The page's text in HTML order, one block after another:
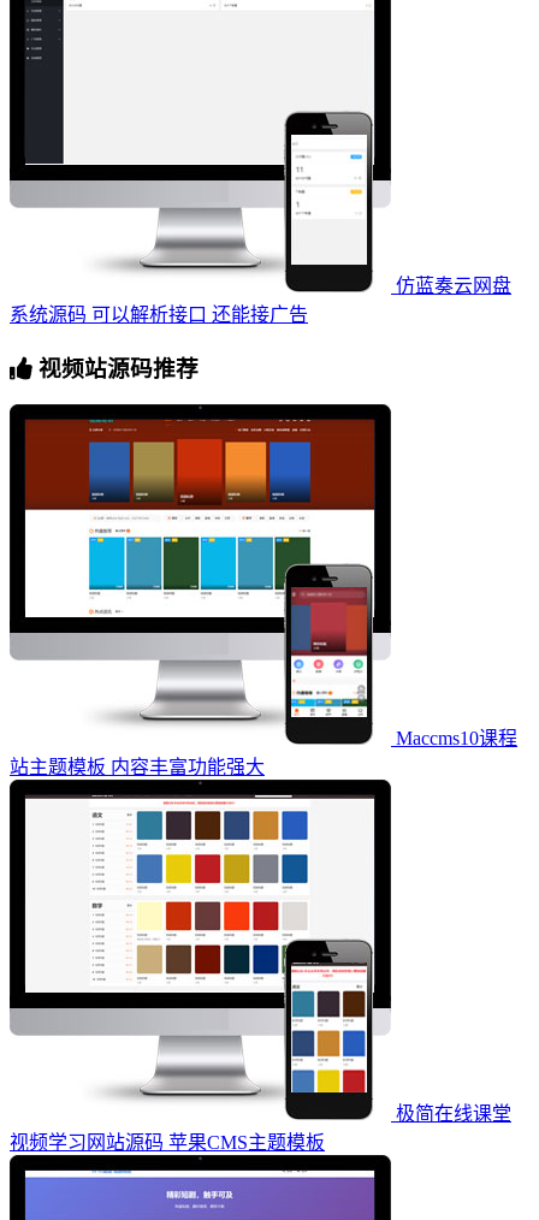
仿蓝奏云网盘
系统源码 可以解析接口 还能接广告
视频站源码推荐
Maccms10课程
站主题模板 内容丰富功能强大
极简在线课堂
视频学习网站源码 苹果CMS主题模板